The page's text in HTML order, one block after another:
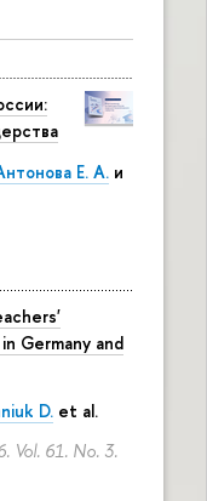
Е. А. и
Germany and
D. et al.
Vol. 61. No. 3.